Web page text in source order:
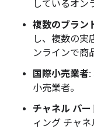
しているオン
複数のブラン
し、複数の実
ンラインで商
国際小売業者:
小売業者。
チャネル パー
ィング チャ